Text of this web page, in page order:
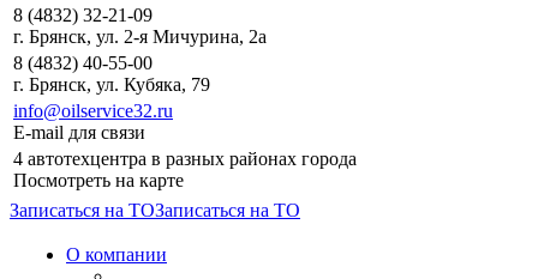
8 (4832) 32-21-09
г. Брянск, ул. 2-я Мичурина, 2а
8 (4832) 40-55-00
г. Брянск, ул. Кубяка, 79
info@oilservice32.ru
E-mail для связи
4 автотехцентра в разных районах города
Посмотреть на карте
Записаться на ТОЗаписаться на ТО
О компании